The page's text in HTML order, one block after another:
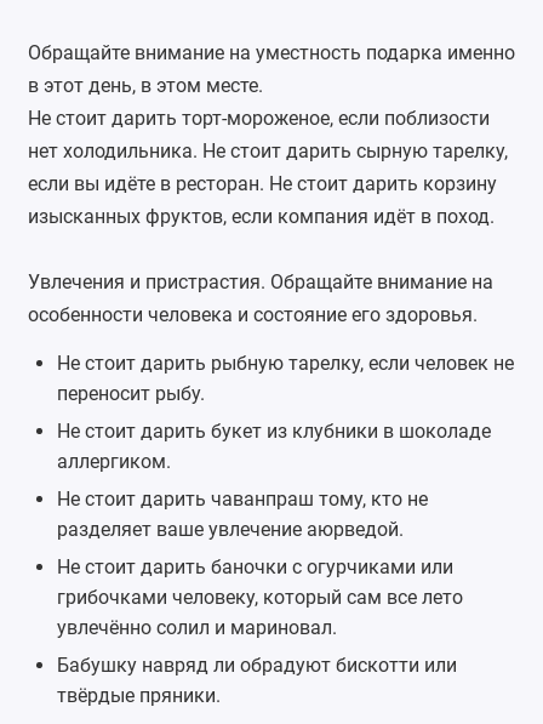
Обращайте внимание на уместность подарка именно
в этот день, в этом месте.
Не стоит дарить торт-мороженое, если поблизости
нет холодильника. Не стоит дарить сырную тарелку,
если вы идёте в ресторан. Не стоит дарить корзину
изысканных фруктов, если компания идёт в поход.
Увлечения и пристрастия. Обращайте внимание на
особенности человека и состояние его здоровья.
Не стоит дарить рыбную тарелку, если человек не
переносит рыбу.
Не стоит дарить букет из клубники в шоколаде
аллергиком.
Не стоит дарить чаванпраш тому, кто не
разделяет ваше увлечение аюрведой.
Не стоит дарить баночки с огурчиками или
грибочками человеку, который сам все лето
увлечённо солил и мариновал.
Бабушку навряд ли обрадуют бискотти или
твёрдые пряники.